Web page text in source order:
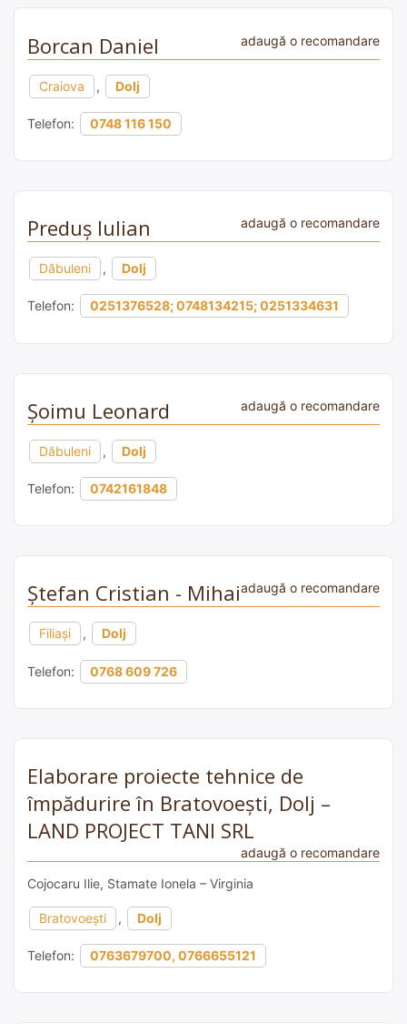
Borcan Daniel adaugă o recomandare
Craiova , Dolj
Telefon: 0748 116 150
Preduș Iulian adaugă o recomandare
Dăbuleni , Dolj
Telefon: 0251376528; 0748134215; 0251334631
Şoimu Leonard adaugă o recomandare
Dăbuleni , Dolj
Telefon: 0742161848
Ștefan Cristian - Mihaiadaugă o recomandare
Filiași , Dolj
Telefon: 0768 609 726
Elaborare proiecte tehnice de
împădurire în Bratovoești, Dolj –
LAND PROJECT TANI SRL
adaugă o recomandare
Cojocaru Ilie, Stamate Ionela – Virginia
Bratovoești , Dolj
Telefon: 0763679700, 0766655121